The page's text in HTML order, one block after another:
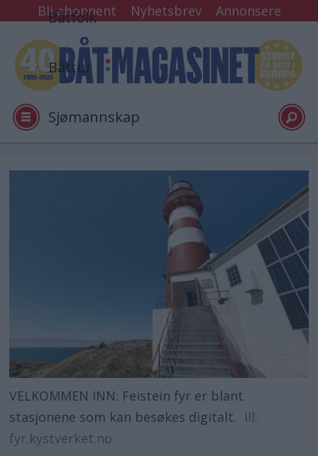
Bli abonnent Nyhetsbrev Annonsere
Båtfolk
Båttur
Sjømannskap
Tester
Logg inn
VELKOMMEN INN: Feistein fyr er blant
stasjonene som kan besøkes digitalt.
Ill:
fyr.kystverket.no